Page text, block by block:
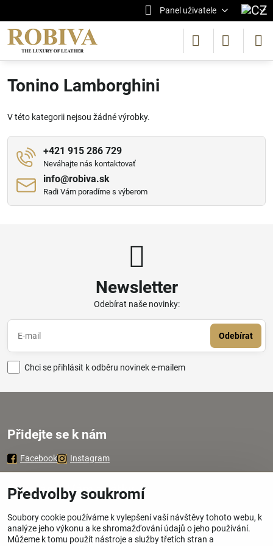
Panel uživatele
Tonino Lamborghini
V této kategorii nejsou žádné výrobky.
+421 915 286 729
Neváhajte nás kontaktovať
info​@robiva​.sk
Radi Vám poradíme s výberom
Newsletter
Odebírat naše novinky:
Odebírat
Chci se přihlásit k odběru novinek e-mailem
Přidejte se k nám
Facebook Instagram
Zavoláme Vám zpátky
Váš telefon*
Předvolby soukromí
Soubory cookie používáme k vylepšení vaší návštěvy tohoto webu, k
analýze jeho výkonu a ke shromažďování údajů o jeho používání.
Můžeme k tomu použít nástroje a služby třetích stran a